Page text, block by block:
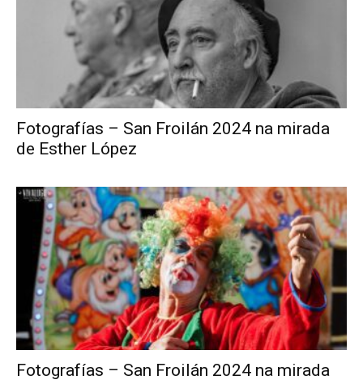
Fotografías – San Froilán 2024 na mirada
de Esther López
Fotografías – San Froilán 2024 na mirada